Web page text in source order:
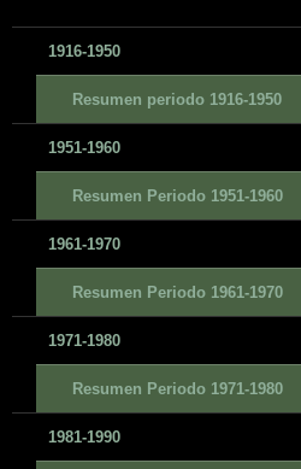
1916-1950
Resumen periodo 1916-1950
1951-1960
Resumen Periodo 1951-1960
1961-1970
Resumen Periodo 1961-1970
1971-1980
Resumen Periodo 1971-1980
1981-1990